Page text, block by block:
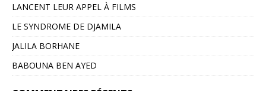
LANCENT LEUR APPEL À FILMS
LE SYNDROME DE DJAMILA
JALILA BORHANE
BABOUNA BEN AYED